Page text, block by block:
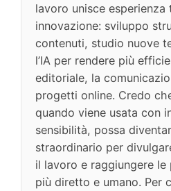
lavoro unisce
innovazione: sviluppo
contenuti, studio nuove
l’IA per rendere più
editoriale, la
progetti online. Credo
quando viene usata con
sensibilità, possa
straordinario per
il lavoro e raggiungere le
più diretto e umano. Per